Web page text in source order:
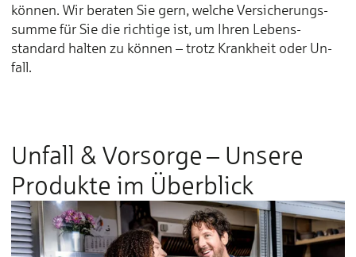
kön­nen. Wir be­raten Sie gern, welche Ver­sicherungs­
summe für Sie die richtige ist, um Ihren Le­bens­
standard hal­ten zu kön­nen – trotz Krank­heit oder Un­
fall.
Unfall & Vorsorge – Unsere
Produkte im Über­blick